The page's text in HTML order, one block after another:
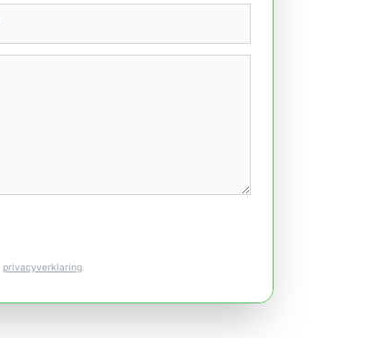
privacyverklaring.